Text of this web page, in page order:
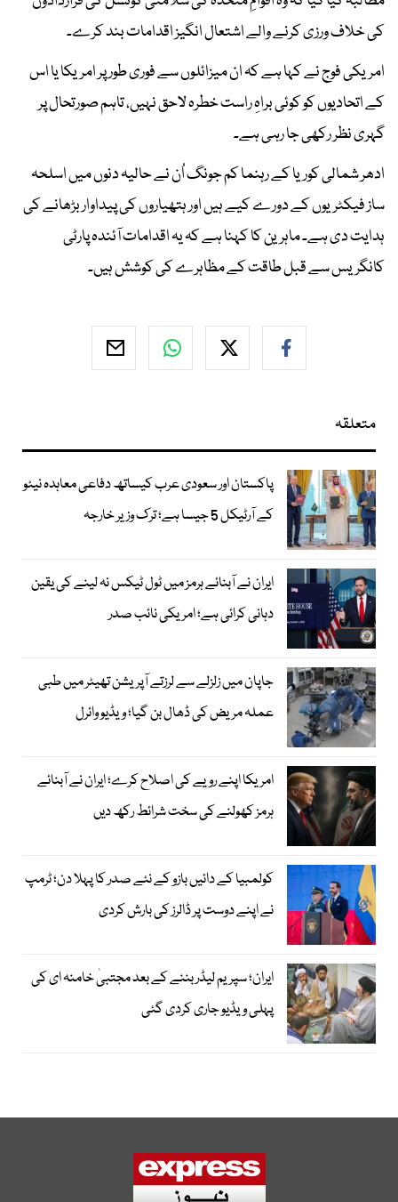
کی خلاف ورزی کرنے والے اشتعال انگیز اقدامات بند کرے۔
امریکی فوج نے کہا ہے کہ ان میزائلوں سے فوری طور پر امریکا یا اس
کے اتحادیوں کو کوئی براہِ راست خطرہ لاحق نہیں، تاہم صورتحال پر
گہری نظر رکھی جا رہی ہے۔
ادھر شمالی کوریا کے رہنما کم جونگ اُن نے حالیہ دنوں میں اسلحہ
ساز فیکٹریوں کے دورے کیے ہیں اور ہتھیاروں کی پیداوار بڑھانے کی
ہدایت دی ہے۔ ماہرین کا کہنا ہے کہ یہ اقدامات آئندہ پارٹی
کانگریس سے قبل طاقت کے مظاہرے کی کوشش ہیں۔
متعلقہ
پاکستان اور سعودی عرب کیساتھ دفاعی معاہدہ نیٹو
کے آرٹیکل 5 جیسا ہے؛ ترک وزیر خارجہ
ایران نے آبنائے ہرمز میں ٹول ٹیکس نہ لینے کی یقین
دہانی کرائی ہے؛ امریکی نائب صدر
جاپان میں زلزلے سے لرزتے آپریشن تھیٹر میں طبی
عملہ مریض کی ڈھال بن گیا؛ ویڈیو وائرل
امریکا اپنے رویے کی اصلاح کرے؛ ایران نے آبنائے
ہرمز کھولنے کی سخت شرائط رکھ دیں
کولمبیا کے دائیں بازو کے نئے صدر کا پہلا دن؛ ٹرمپ
نے اپنے دوست پر ڈالرز کی بارش کردی
ایران؛ سپریم لیڈر بننے کے بعد مجتبیٰ خامنہ ای کی
پہلی ویڈیو جاری کردی گئی